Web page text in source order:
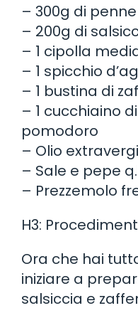
– 300g di
– 200g di
– 1 cipolla
– 1 spicchio
– 1 bustina di
– 1 cucchiaino
pomodoro
– Olio
– Sale e pepe
– Prezzemolo
H3:
Ora che hai
iniziare a
salsiccia e